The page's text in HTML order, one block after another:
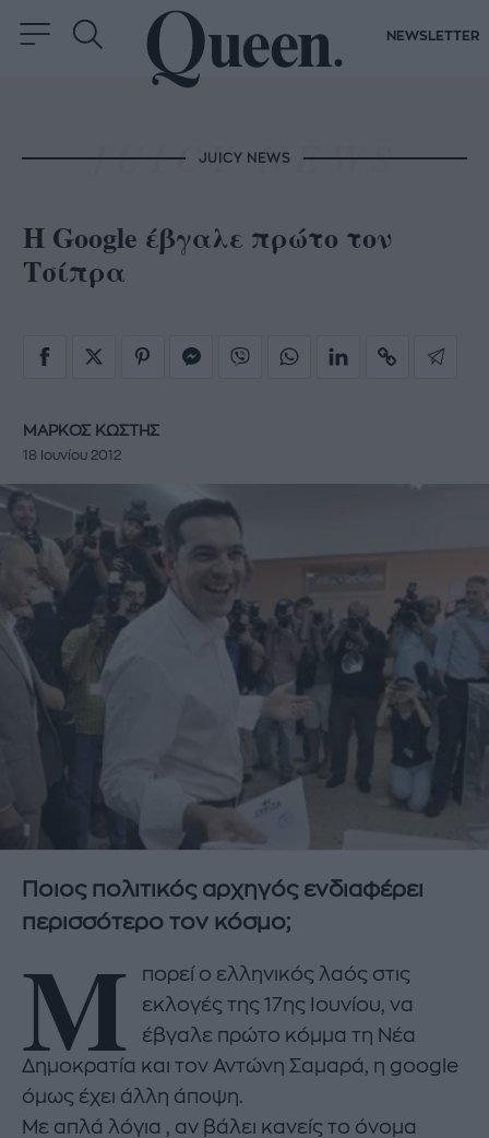
NEWSLETTER
JUICY NEWS
Η Google έβγαλε πρώτο τον
Τσίπρα
ΜΑΡΚΟΣ ΚΩΣΤΗΣ
18 Ιουνίου 2012
Ποιος πολιτικός αρχηγός ενδιαφέρει
περισσότερο τον κόσμο;
Μ
πορεί ο ελληνικός λαός στις
εκλογές της 17ης Ιουνίου, να
έβγαλε πρώτο κόμμα τη Νέα
Δημοκρατία και τον Αντώνη Σαμαρά, η google
όμως έχει άλλη άποψη.
Με απλά λόγια , αν βάλει κανείς το όνομα